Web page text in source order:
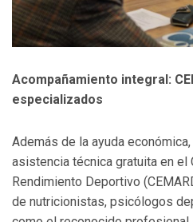
Acompañamiento integral:
especializados
Además de la ayuda
asistencia técnica gratuita en el
Rendimiento Deportivo
de nutricionistas, psicólogos